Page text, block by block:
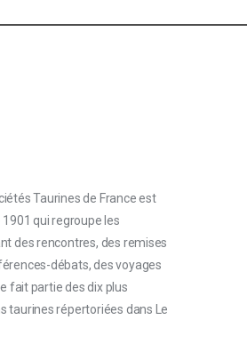
Taurines de France est
qui regroupe les
des rencontres, des remises
débats, des voyages
fait partie des dix plus
taurines répertoriées dans Le